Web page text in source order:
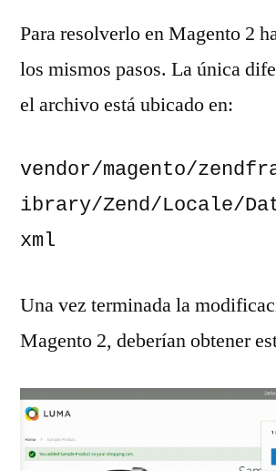
Para resolverlo en Magento 2
los mismos pasos. La única
el archivo está ubicado en:
vendor/magento/
ibrary/Zend/Locale/
xml
Una vez terminada la
Magento 2, deberían obtener